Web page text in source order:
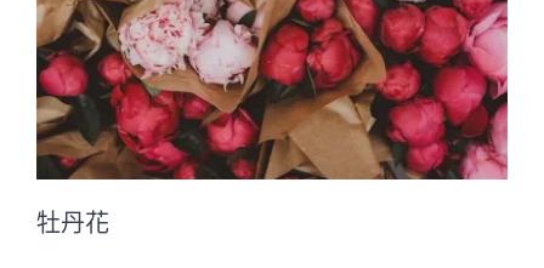
牡丹花